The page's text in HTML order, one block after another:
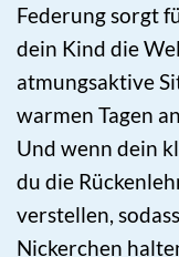
Federung sorgt
dein Kind die
atmungsaktive
warmen Tagen
Und wenn dein
du die
verstellen,
Nickerchen